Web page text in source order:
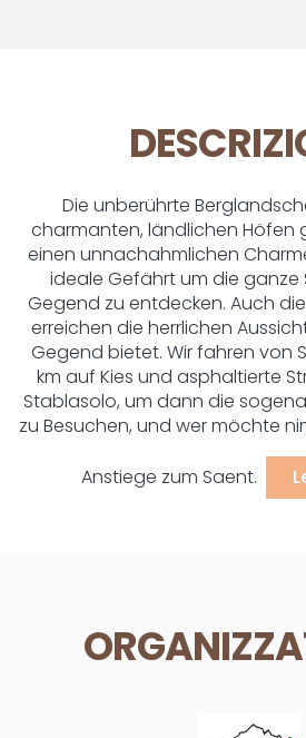
Die unberührte
charmanten, ländlichen Höfen
einen unnachahmlichen
ideale Gefährt um die ganze
Gegend zu entdecken. Auch
erreichen die herrlichen
Gegend bietet. Wir fahren von
km auf Kies und asphaltierte
Stablasolo, um dann die
zu Besuchen, und wer möchte
Anstiege zum Saent.